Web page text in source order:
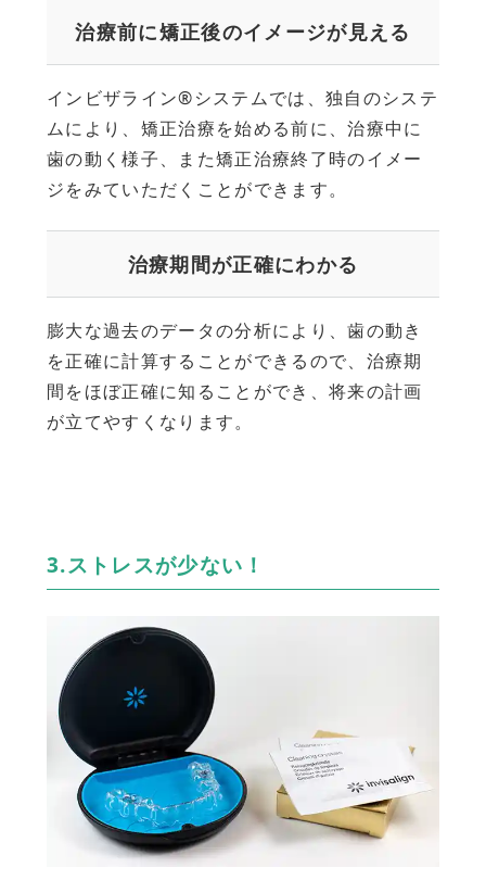
治療前に矯正後のイメージが見える
インビザライン®システムでは、独自のシステ
ムにより、矯正治療を始める前に、治療中に
歯の動く様子、また矯正治療終了時のイメー
ジをみていただくことができます。
治療期間が正確にわかる
膨大な過去のデータの分析により、歯の動き
を正確に計算することができるので、治療期
間をほぼ正確に知ることができ、将来の計画
が立てやすくなります。
3.ストレスが少ない！